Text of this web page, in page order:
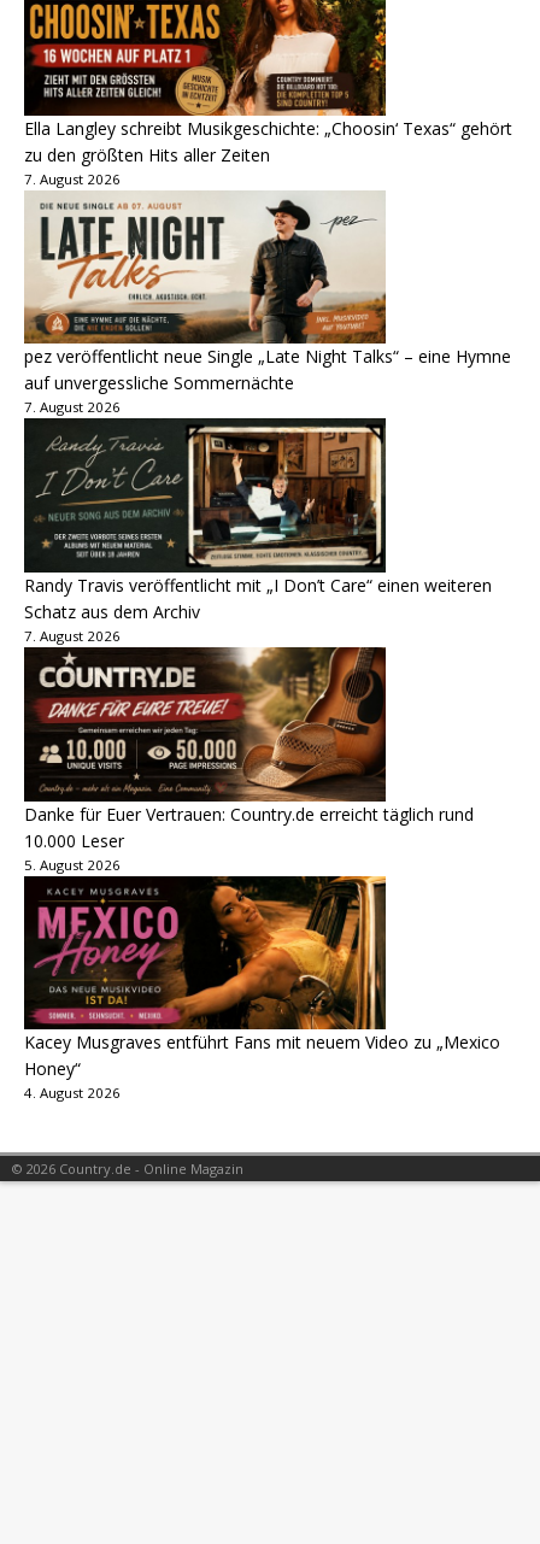
Ella Langley schreibt Musikgeschichte: „Choosin‘ Texas“ gehört
zu den größten Hits aller Zeiten
7. August 2026
pez veröffentlicht neue Single „Late Night Talks“ – eine Hymne
auf unvergessliche Sommernächte
7. August 2026
Randy Travis veröffentlicht mit „I Don’t Care“ einen weiteren
Schatz aus dem Archiv
7. August 2026
Danke für Euer Vertrauen: Country.de erreicht täglich rund
10.000 Leser
5. August 2026
Kacey Musgraves entführt Fans mit neuem Video zu „Mexico
Honey“
4. August 2026
© 2026 Country.de - Online Magazin